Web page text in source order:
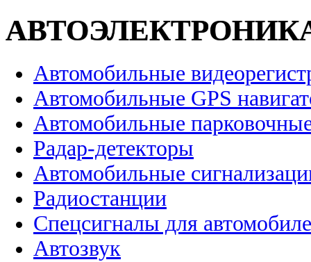
Автомобильные
Автомобильные GPS
Автомобильные
Радар-детекторы
Автомобильные
Радиостанции
Спецсигналы для
Автозвук